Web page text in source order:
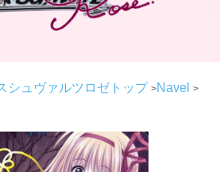
シュヴァルツロゼトップ
Navel